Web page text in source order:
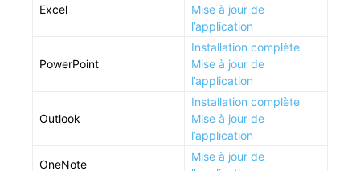
Excel
Mise à jour de
l’application
Pow­er­Point
Instal­la­tion complète
Mise à jour de
l’application
Out­look
Instal­la­tion complète
Mise à jour de
l’application
OneNote
Mise à jour de